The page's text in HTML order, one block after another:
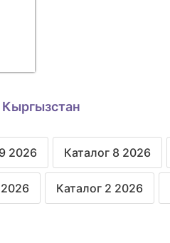
2026 Каталог 8 2026
Каталог 2 2026